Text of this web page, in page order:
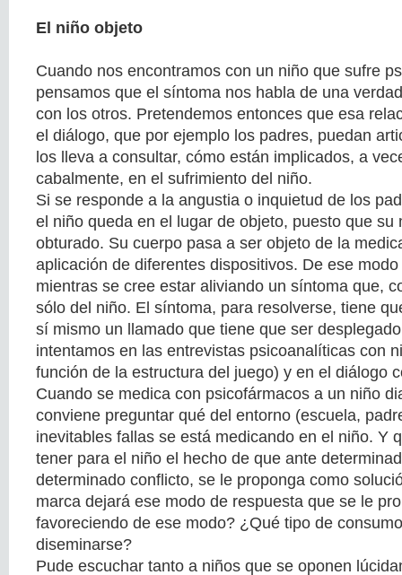
El niño objeto
Cuando nos encontramos con un niño que sufre
pensamos que el síntoma nos habla de una
con los otros. Pretendemos entonces que esa
el diálogo, que por ejemplo los padres, puedan
los lleva a consultar, cómo están implicados, a
cabalmente, en el sufrimiento del niño.
Si se responde a la angustia o inquietud de los
el niño queda en el lugar de objeto, puesto que su
obturado. Su cuerpo pasa a ser objeto de la
aplicación de diferentes dispositivos. De ese
mientras se cree estar aliviando un síntoma que,
sólo del niño. El síntoma, para resolverse, tiene
sí mismo un llamado que tiene que ser
intentamos en las entrevistas psicoanalíticas con
función de la estructura del juego) y en el diálogo
Cuando se medica con psicofármacos a un niño
conviene preguntar qué del entorno (escuela,
inevitables fallas se está medicando en el niño. Y
tener para el niño el hecho de que ante
determinado conflicto, se le proponga como
marca dejará ese modo de respuesta que se le
favoreciendo de ese modo? ¿Qué tipo de
diseminarse?
Pude escuchar tanto a niños que se oponen